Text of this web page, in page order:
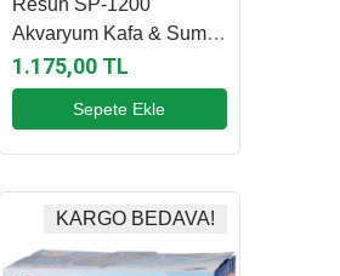
Akvaryum Kafa & Sump
Motoru
1.175,00 TL
Sepete Ekle
KARGO BEDAVA!